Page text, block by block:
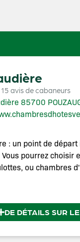
avis de cabaneurs
85700
: un point de
Vous pourrez choisir
ou chambres
DE DÉTAILS SUR